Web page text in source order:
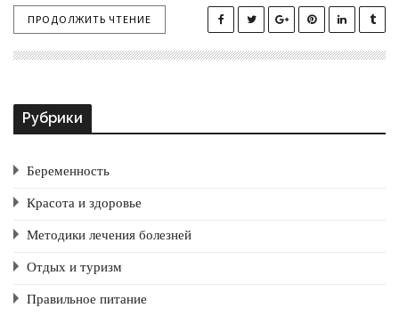
ПРОДОЛЖИТЬ ЧТЕНИЕ
Рубрики
Беременность
Красота и здоровье
Методики лечения болезней
Отдых и туризм
Правильное питание